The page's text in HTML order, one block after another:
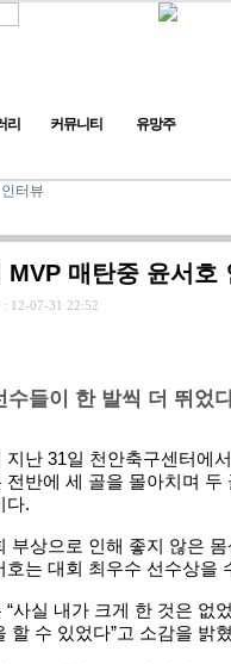
리 커뮤니티 유망주
인터뷰
MVP 매탄중 윤서호
: 12-07-31 22:52
수들이 한 발씩 더 뛰었
지난 31일 천안축구센터에
전반에 세 골을 몰아치며
다.
부상으로 인해 좋지 않은
호는 대회 최우수 선수상을
“사실 내가 크게 한 것은 없
할 수 있었다”고 소감을 밝